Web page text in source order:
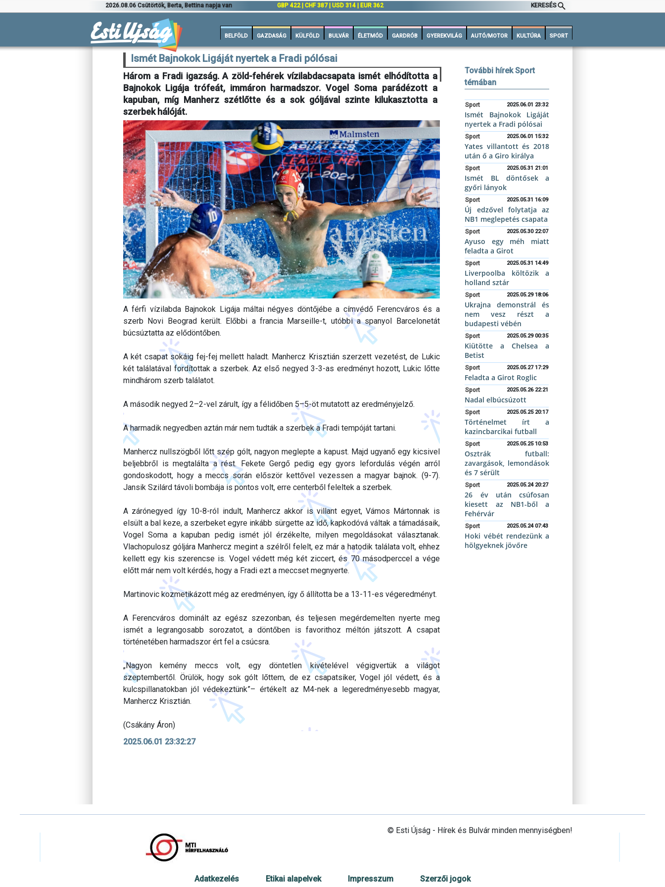
2026.08.06 Csütörtök, Berta, Bettina napja van GBP 422 | CHF 387 | USD 314 | EUR 362 KERESÉS
BELFÖLD GAZDASÁG KÜLFÖLD BULVÁR ÉLETMÓD GARDRÓB GYEREKVILÁG AUTÓ/MOTOR KULTÚRA SPORT
Ismét Bajnokok Ligáját nyertek a Fradi pólósai
Három a Fradi igazság. A zöld-fehérek vízilabdacsapata ismét elhódította a
Bajnokok Ligája trófeát, immáron harmadszor. Vogel Soma parádézott a
kapuban, míg Manherz szétlőtte és a sok góljával szinte kilukasztotta a
szerbek hálóját.
A férfi vízilabda Bajnokok Ligája máltai négyes döntőjébe a címvédő Ferencváros és a
szerb Novi Beograd került. Előbbi a francia Marseille-t, utóbbi a spanyol Barcelonetát
búcsúztatta az elődöntőben.
A két csapat sokáig fej-fej mellett haladt. Manhercz Krisztián szerzett vezetést, de Lukic
két találatával fordítottak a szerbek. Az első negyed 3-3-as eredményt hozott, Lukic lőtte
mindhárom szerb találatot.
A második negyed 2–2-vel zárult, így a félidőben 5–5-öt mutatott az eredményjelző.
A harmadik negyedben aztán már nem tudták a szerbek a Fradi tempóját tartani.
Manhercz nullszögből lőtt szép gólt, nagyon meglepte a kapust. Majd ugyanő egy kicsivel
beljebbről is megtalálta a rést. Fekete Gergő pedig egy gyors lefordulás végén arról
gondoskodott, hogy a meccs során először kettővel vezessen a magyar bajnok. (9-7).
Jansik Szilárd távoli bombája is pontos volt, erre centerből feleltek a szerbek.
A zárónegyed így 10-8-ról indult, Manhercz akkor is villant egyet, Vámos Mártonnak is
elsült a bal keze, a szerbeket egyre inkább sürgette az idő, kapkodóvá váltak a támadásaik,
Vogel Soma a kapuban pedig ismét jól érzékelte, milyen megoldásokat választanak.
Vlachopulosz góljára Manhercz megint a szélről felelt, ez már a hatodik találata volt, ehhez
kellett egy kis szerencse is. Vogel védett még két ziccert, és 70 másodperccel a vége
előtt már nem volt kérdés, hogy a Fradi ezt a meccset megnyerte.
Martinovic kozmetikázott még az eredményen, így ő állította be a 13-11-es végeredményt.
A Ferencváros dominált az egész szezonban, és teljesen megérdemelten nyerte meg
ismét a legrangosabb sorozatot, a döntőben is favorithoz méltón játszott. A csapat
történetében harmadszor ért fel a csúcsra.
„Nagyon kemény meccs volt, egy döntetlen kivételével végigvertük a világot
szeptembertől. Örülök, hogy sok gólt lőttem, de ez csapatsiker, Vogel jól védett, és a
kulcspillanatokban jól védekeztünk”– értékelt az M4-nek a legeredményesebb magyar,
Manhercz Krisztián.
(Csákány Áron)
2025.06.01 23:32:27
További hírek Sport
témában
Sport 2025.06.01 23:32
Ismét Bajnokok Ligáját
nyertek a Fradi pólósai
Sport 2025.06.01 15:32
Yates villantott és 2018
után ő a Giro királya
Sport 2025.05.31 21:01
Ismét BL döntősek a
győri lányok
Sport 2025.05.31 16:09
Új edzővel folytatja az
NB1 meglepetés csapata
Sport 2025.05.30 22:07
Ayuso egy méh miatt
feladta a Girot
Sport 2025.05.31 14:49
Liverpoolba költözik a
holland sztár
Sport 2025.05.29 18:06
Ukrajna demonstrál és
nem vesz részt a
budapesti vébén
Sport 2025.05.29 00:35
Kiütötte a Chelsea a
Betist
Sport 2025.05.27 17:29
Feladta a Girot Roglic
Sport 2025.05.26 22:21
Nadal elbúcsúzott
Sport 2025.05.25 20:17
Történelmet írt a
kazincbarcikai futball
Sport 2025.05.25 10:53
Osztrák futball:
zavargások, lemondások
és 7 sérült
Sport 2025.05.24 20:27
26 év után csúfosan
kiesett az NB1-ből a
Fehérvár
Sport 2025.05.24 07:43
Hoki vébét rendezünk a
hölgyeknek jövőre
© Esti Újság - Hírek és Bulvár minden mennyiségben!
Adatkezelés Etikai alapelvek Impresszum Szerzői jogok